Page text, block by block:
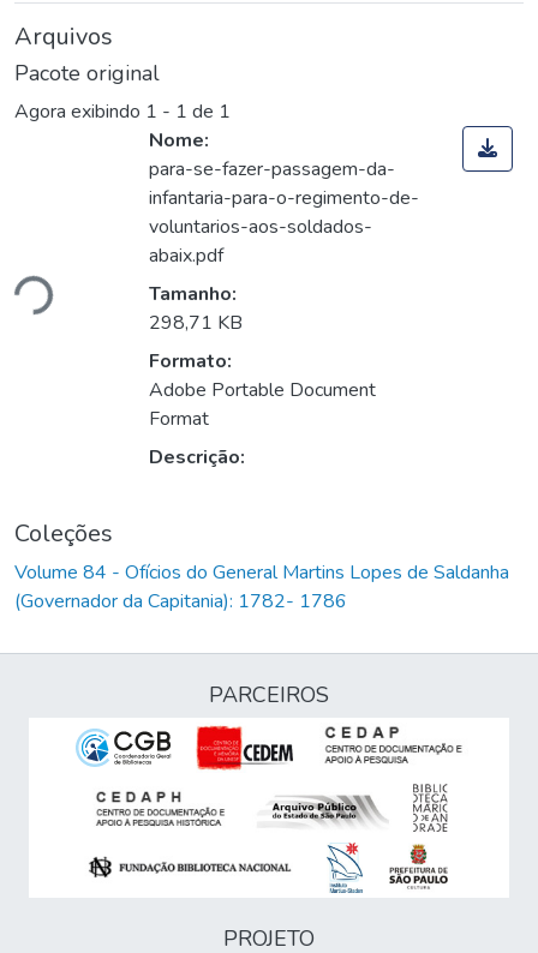
Arquivos
Pacote original
Agora exibindo 1 - 1 de 1
Nome:
para-se-fazer-passagem-da-
infantaria-para-o-regimento-de-
voluntarios-aos-soldados-
abaix.pdf
Tamanho:
298,71 KB
Formato:
Adobe Portable Document
Format
Descrição:
Coleções
Volume 84 - Ofícios do General Martins Lopes de Saldanha
(Governador da Capitania): 1782- 1786
PARCEIROS
PROJETO